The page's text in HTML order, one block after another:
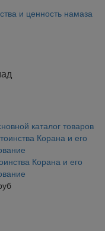
Корана и его